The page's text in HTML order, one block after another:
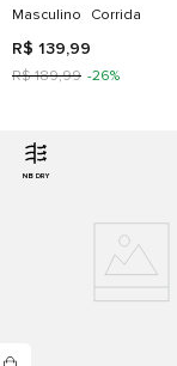
Masculino Corrida
R$ 139,99
R$ 189,99 -26%
NB DRY